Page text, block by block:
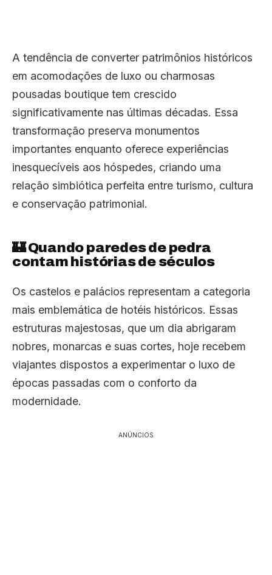
A tendência de converter patrimônios históricos
em acomodações de luxo ou charmosas
pousadas boutique tem crescido
significativamente nas últimas décadas. Essa
transformação preserva monumentos
importantes enquanto oferece experiências
inesquecíveis aos hóspedes, criando uma
relação simbiótica perfeita entre turismo, cultura
e conservação patrimonial.
🏰 Quando paredes de pedra
contam histórias de séculos
Os castelos e palácios representam a categoria
mais emblemática de hotéis históricos. Essas
estruturas majestosas, que um dia abrigaram
nobres, monarcas e suas cortes, hoje recebem
viajantes dispostos a experimentar o luxo de
épocas passadas com o conforto da
modernidade.
ANÚNCIOS